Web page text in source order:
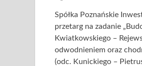
Spółka Poznańskie
przetarg na zadanie
Kwiatkowskiego –
odwodnieniem oraz
(odc. Kunickiego –